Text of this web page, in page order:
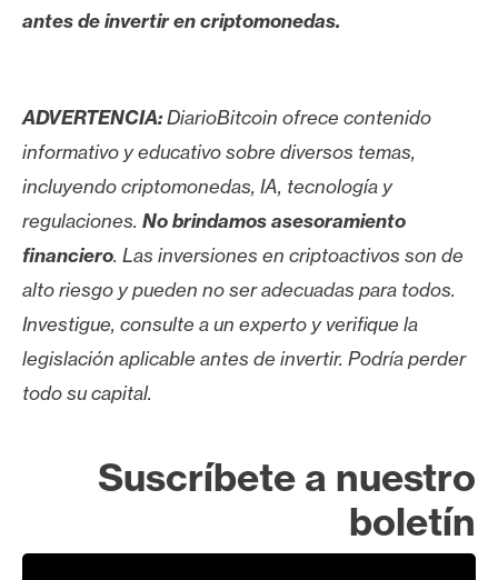
antes de invertir en criptomonedas.
ADVERTENCIA:DiarioBitcoin ofrece contenido
informativo y educativo sobre diversos temas,
incluyendo criptomonedas, IA, tecnología y
regulaciones. No brindamos asesoramiento
financiero. Las inversiones en criptoactivos son de
alto riesgo y pueden no ser adecuadas para todos.
Investigue, consulte a un experto y verifique la
legislación aplicable antes de invertir. Podría perder
todo su capital.
Suscríbete a nuestro
boletín